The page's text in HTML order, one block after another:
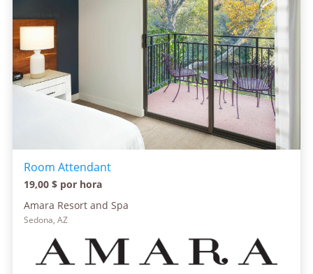
Room Attendant
19,00 $ por hora
Amara Resort and Spa
Sedona, AZ